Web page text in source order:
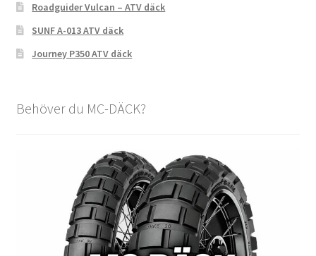
Roadguider Vulcan – ATV däck
SUNF A-013 ATV däck
Journey P350 ATV däck
Behöver du MC-DÄCK?